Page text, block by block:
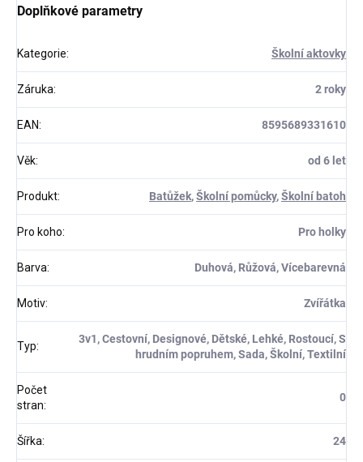
Doplňkové parametry
Kategorie: Školní aktovky
Záruka: 2 roky
EAN: 8595689331610
Věk: od 6 let
Produkt: Batůžek,Školní pomůcky,Školní batoh
Pro koho: Pro holky
Barva: Duhová, Růžová, Vícebarevná
Motiv: Zvířátka
Typ:
3v1, Cestovní, Designové, Dětské, Lehké, Rostoucí, S
hrudním popruhem, Sada, Školní, Textilní
Počet
stran:
0
Šířka: 24